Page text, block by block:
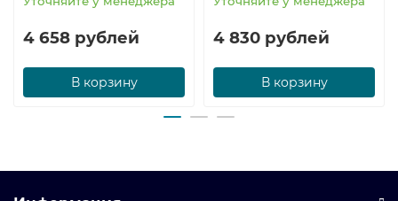
4 658 рублей
В корзину
4 830 рублей
В корзину